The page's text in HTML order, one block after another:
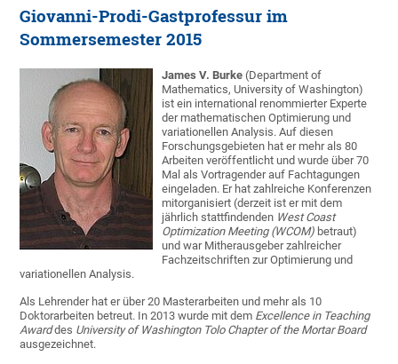
Giovanni-Prodi-Gastprofessur im
Sommersemester 2015
James V. Burke (Department of
Mathematics, University of Washington)
ist ein international renommierter Experte
der mathematischen Optimierung und
variationellen Analysis. Auf diesen
Forschungsgebieten hat er mehr als 80
Arbeiten veröffentlicht und wurde über 70
Mal als Vortragender auf Fachtagungen
eingeladen. Er hat zahlreiche Konferenzen
mitorganisiert (derzeit ist er mit dem
jährlich stattfindenden West Coast
Optimization Meeting (WCOM) betraut)
und war Mitherausgeber zahlreicher
Fachzeitschriften zur Optimierung und
variationellen Analysis.
Als Lehrender hat er über 20 Masterarbeiten und mehr als 10
Doktorarbeiten betreut. In 2013 wurde mit dem Excellence in Teaching
Awarddes University of Washington Tolo Chapter of the Mortar Board
ausgezeichnet.